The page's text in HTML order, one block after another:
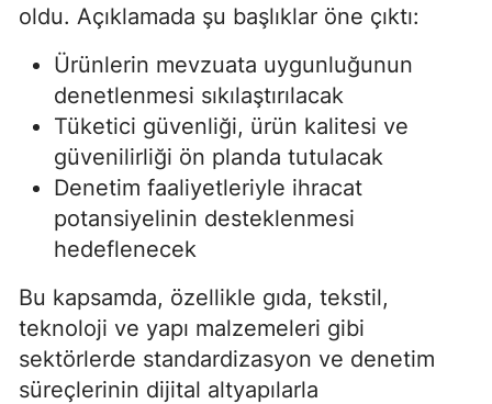
oldu. Açıklamada şu başlıklar öne çıktı:
Ürünlerin mevzuata uygunluğunun
denetlenmesi sıkılaştırılacak
Tüketici güvenliği, ürün kalitesi ve
güvenilirliği ön planda tutulacak
Denetim faaliyetleriyle ihracat
potansiyelinin desteklenmesi
hedeflenecek
Bu kapsamda, özellikle gıda, tekstil,
teknoloji ve yapı malzemeleri gibi
sektörlerde standardizasyon ve denetim
süreçlerinin dijital altyapılarla